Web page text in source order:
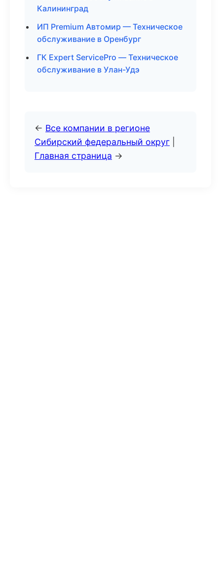
Калининград
ИП Premium Автомир — Техническое
обслуживание в Оренбург
ГК Expert ServicePro — Техническое
обслуживание в Улан-Удэ
← Все компании в регионе
Сибирский федеральный округ
Главная страница →